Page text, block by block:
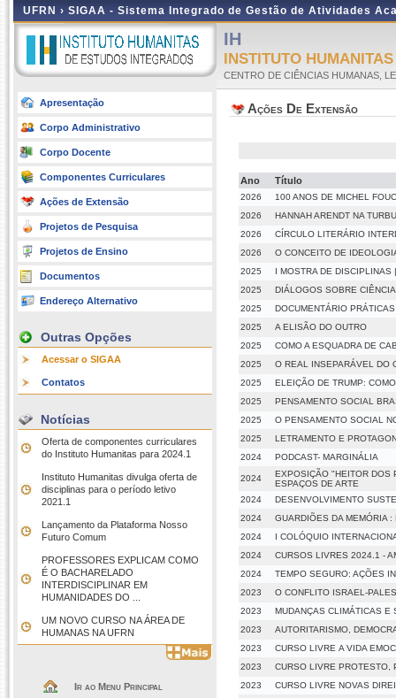
UFRN › SIGAA - Sistema Integrado de Gestão de Atividades
Apresentação
Corpo Administrativo
Corpo Docente
Componentes Curriculares
Ações de Extensão
Projetos de Pesquisa
Projetos de Ensino
Documentos
Endereço Alternativo
Outras Opções
Acessar o SIGAA
Contatos
Notícias
Oferta de componentes curriculares
do Instituto Humanitas para 2024.1
Instituto Humanitas divulga oferta de
disciplinas para o período letivo
2021.1
Lançamento da Plataforma Nosso
Futuro Comum
PROFESSORES EXPLICAM COMO
É O BACHARELADO
INTERDISCIPLINAR EM
HUMANIDADES DO ...
UM NOVO CURSO NA ÁREA DE
HUMANAS NA UFRN
Ir ao Menu Principal
IH
INSTITUTO
CENTRO DE CIÊNCIAS HUMANAS,
Ações De Extensão
Ano Título
2026
100 ANOS DE MICHEL
2026
HANNAH ARENDT NA
2026
CÍRCULO LITERÁRIO
2026
O CONCEITO DE
2025
I MOSTRA DE DISCIPLINAS
2025
DIÁLOGOS SOBRE
2025
DOCUMENTÁRIO
2025
A ELISÃO DO OUTRO
2025
COMO A ESQUADRA DE
2025
O REAL INSEPARÁVEL DO
2025
ELEIÇÃO DE TRUMP:
2025
PENSAMENTO SOCIAL
2025
O PENSAMENTO SOCIAL
2025
LETRAMENTO E
2024
PODCAST- MARGINÁLIA
2024
EXPOSIÇÃO "HEITOR DOS
ESPAÇOS DE ARTE
2024
DESENVOLVIMENTO
2024
GUARDIÕES DA MEMÓRIA
2024
I COLÓQUIO
2024
CURSOS LIVRES 2024.1 -
2024
TEMPO SEGURO: AÇÕES
2023
O CONFLITO ISRAEL-
2023
MUDANÇAS CLIMÁTICAS E
2023
AUTORITARISMO,
2023
CURSO LIVRE A VIDA
2023
CURSO LIVRE
2023
CURSO LIVRE NOVAS